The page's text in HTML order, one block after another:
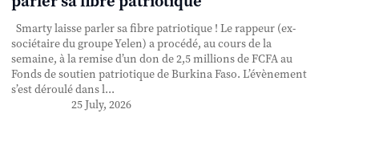
Smarty laisse parler sa fibre patriotique ! Le rappeur (ex-
sociétaire du groupe Yelen) a procédé, au cours de la
semaine, à la remise d’un don de 2,5 millions de FCFA au
Fonds de soutien patriotique de Burkina Faso. L’évènement
s’est déroulé dans l...
25 July, 2026